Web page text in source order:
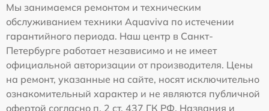
Мы занимаемся ремонтом и техническим
обслуживанием техники Aquaviva по истечении
гарантийного периода. Наш центр в Санкт-
Петербурге работает независимо и не имеет
официальной авторизации от производителя. Цены
на ремонт, указанные на сайте, носят исключительно
ознакомительный характер и не являются публичной
офертой согласно п. 2 ст. 437 ГК РФ. Названия и